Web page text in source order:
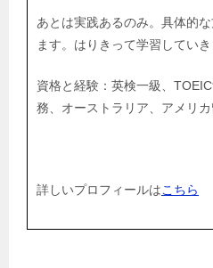
あとは実践あるのみ。具体的
ます。はりきって学習していき
資格と経験：英検一級、
務、オーストラリア、アメリ
詳しいプロフィールはこちら